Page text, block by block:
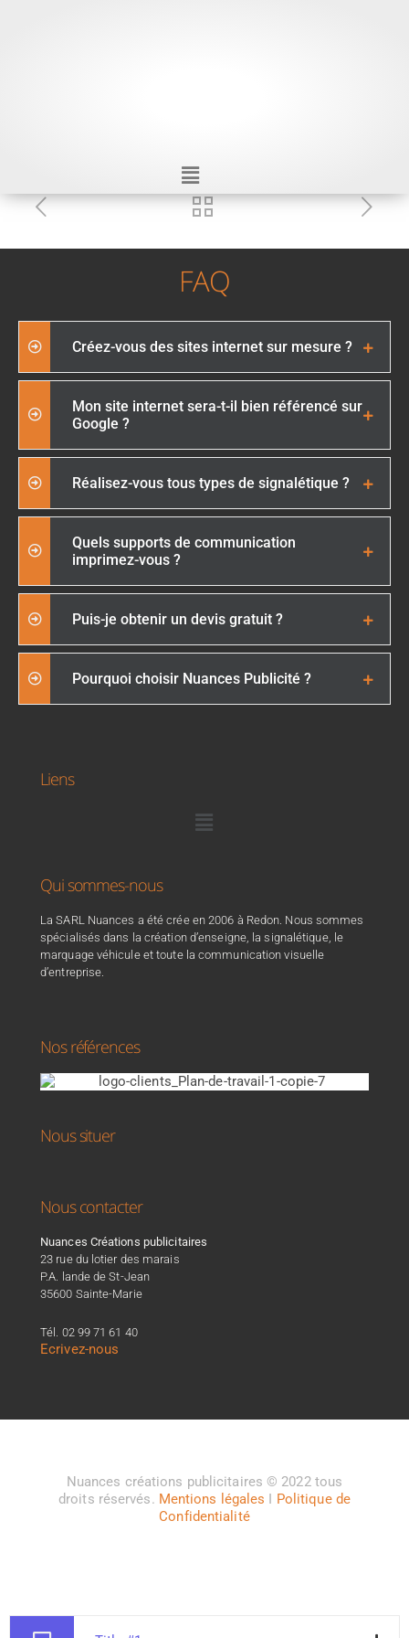
FAQ
Créez-vous des sites internet sur mesure ?
Mon site internet sera-t-il bien référencé sur
Google ?
Réalisez-vous tous types de signalétique ?
Quels supports de communication
imprimez-vous ?
Puis-je obtenir un devis gratuit ?
Pourquoi choisir Nuances Publicité ?
Liens
Qui sommes-nous
La SARL Nuances a été crée en 2006 à Redon. Nous sommes
spécialisés dans la création d’enseigne, la signalétique, le
marquage véhicule et toute la communication visuelle
d’entreprise.
Nos références
Nous situer
Nous contacter
Nuances Créations publicitaires
23 rue du lotier des marais
P.A. lande de St-Jean
35600 Sainte-Marie
Tél. 02 99 71 61 40
Ecrivez-nous
Nuances créations publicitaires © 2022 tous
droits réservés. Mentions légales I Politique de
Confidentialité